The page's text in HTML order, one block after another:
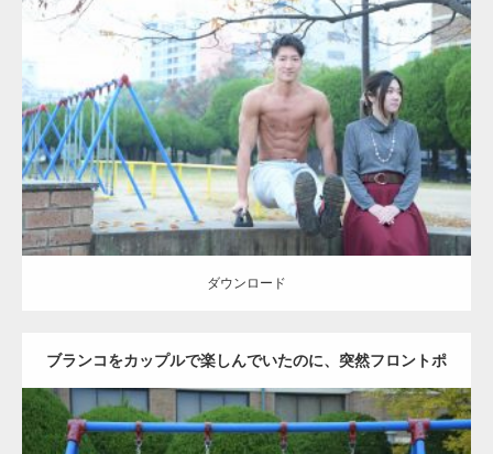
Update:2021.07.6
Category:公園のマッチョ その他 AKIHITO(細マッチョ) 腹筋
ダウンロード
ダウンロード
ブランコをカップルで楽しんでいたのに、突然フロントポ
ーズをするマッチョ